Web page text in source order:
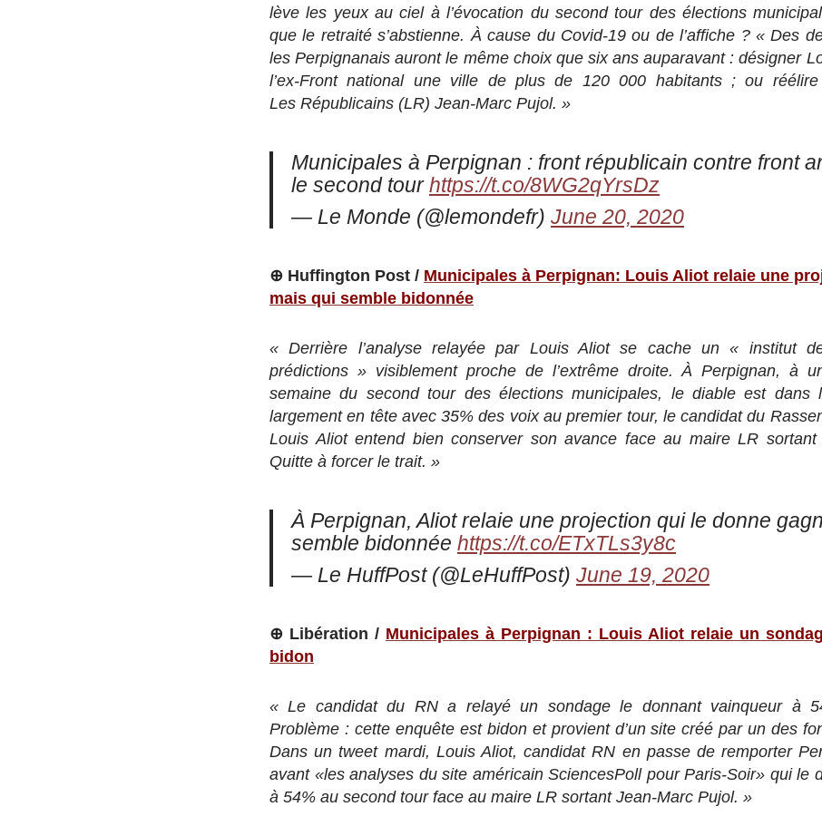
lève les yeux au ciel à l’évocation du second tour des élections
que le retraité s’abstienne. À cause du Covid-19 ou de l’affiche ? « Des
les Perpignanais auront le même choix que six ans auparavant : désigner
l’ex-Front national une ville de plus de 120 000 habitants ; ou
Les Républicains (LR) Jean-Marc Pujol. »
Municipales à Perpignan : front républicain contre front
le second tour https://t.co/8WG2qYrsDz
— Le Monde (@lemondefr) June 20, 2020
⊕ Huffington Post / Municipales à Perpignan: Louis Aliot relaie une
mais qui semble bidonnée
« Derrière l’analyse relayée par Louis Aliot se cache un « institut
prédictions » visiblement proche de l’extrême droite. À Perpignan, à
semaine du second tour des élections municipales, le diable est dans
largement en tête avec 35% des voix au premier tour, le candidat du
Louis Aliot entend bien conserver son avance face au maire LR sortant
Quitte à forcer le trait. »
À Perpignan, Aliot relaie une projection qui le donne
semble bidonnée https://t.co/ETxTLs3y8c
— Le HuffPost (@LeHuffPost) June 19, 2020
⊕ Libération / Municipales à Perpignan : Louis Aliot relaie un
bidon
« Le candidat du RN a relayé un sondage le donnant vainqueur à
Problème : cette enquête est bidon et provient d’un site créé par un des
Dans un tweet mardi, Louis Aliot, candidat RN en passe de remporter
avant «les analyses du site américain SciencesPoll pour Paris-Soir» qui le
à 54% au second tour face au maire LR sortant Jean-Marc Pujol. »